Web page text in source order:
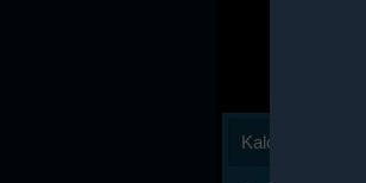
Kalóriaszámlálás